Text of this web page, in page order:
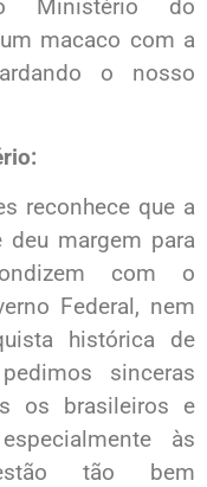
Ministério do
macaco com a
o nosso
reconhece que a
margem para
com o
Federal, nem
histórica de
sinceras
os brasileiros e
às
tão bem